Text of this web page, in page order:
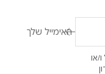
האימייל שלך
או